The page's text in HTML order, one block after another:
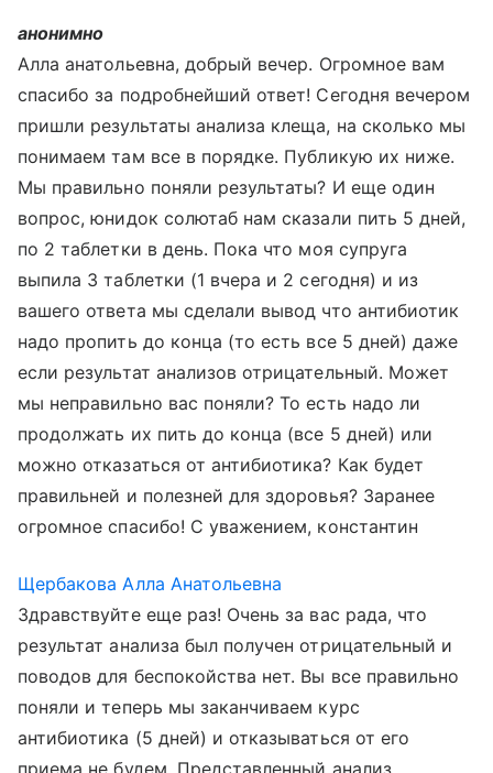
анонимно
Алла анатольевна, добрый вечер. Огромное вам
спасибо за подробнейший ответ! Сегодня вечером
пришли результаты анализа клеща, на сколько мы
понимаем там все в порядке. Публикую их ниже.
Мы правильно поняли результаты? И еще один
вопрос, юнидок солютаб нам сказали пить 5 дней,
по 2 таблетки в день. Пока что моя супруга
выпила 3 таблетки (1 вчера и 2 сегодня) и из
вашего ответа мы сделали вывод что антибиотик
надо пропить до конца (то есть все 5 дней) даже
если результат анализов отрицательный. Может
мы неправильно вас поняли? То есть надо ли
продолжать их пить до конца (все 5 дней) или
можно отказаться от антибиотика? Как будет
правильней и полезней для здоровья? Заранее
огромное спасибо! С уважением, константин
Щербакова Алла Анатольевна
Здравствуйте еще раз! Очень за вас рада, что
результат анализа был получен отрицательный и
поводов для беспокойства нет. Вы все правильно
поняли и теперь мы заканчиваем курс
антибиотика (5 дней) и отказываться от его
приема не будем. Представленный анализ ,